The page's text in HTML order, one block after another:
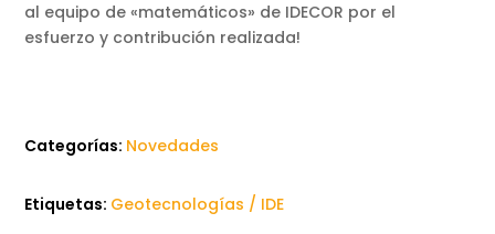
al equipo de «matemáticos» de IDECOR por el
esfuerzo y contribución realizada!
Categorías: Novedades
Etiquetas: Geotecnologías / IDE